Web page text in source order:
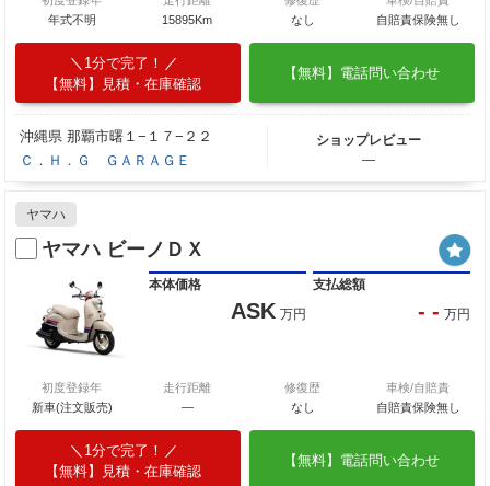
年式不明
15895Km
なし
自賠責保険無し
1分で完了！
【無料】見積・在庫確認
【無料】電話問い合わせ
沖縄県 那覇市曙１−１７−２２
Ｃ．Ｈ．Ｇ ＧＡＲＡＧＥ
ショップレビュー
―
ヤマハ
ヤマハ ビーノＤＸ
本体価格
ASK 万円
支払総額
- - 万円
初度登録年
新車(注文販売)
走行距離
―
修復歴
なし
車検/自賠責
自賠責保険無し
1分で完了！
【無料】見積・在庫確認
【無料】電話問い合わせ